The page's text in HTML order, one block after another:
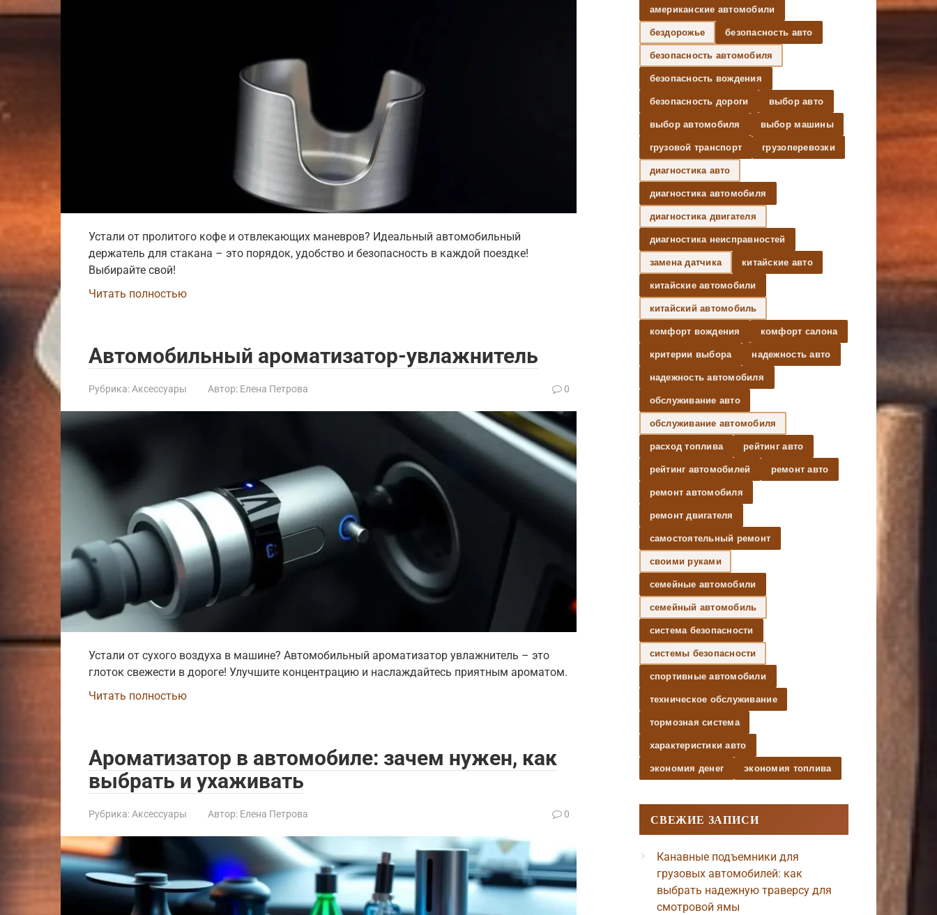
Устали от пролитого кофе и отвлекающих маневров? Идеальный автомобильный
держатель для стакана – это порядок, удобство и безопасность в каждой поездке!
Выбирайте свой!
Читать полностью
Автомобильный ароматизатор-увлажнитель
Рубрика:Аксессуары Автор: Елена Петрова 0
Устали от сухого воздуха в машине? Автомобильный ароматизатор увлажнитель – это
глоток свежести в дороге! Улучшите концентрацию и наслаждайтесь приятным ароматом.
Читать полностью
Ароматизатор в автомобиле: зачем нужен, как
выбрать и ухаживать
Рубрика:Аксессуары Автор: Елена Петрова 0
американские автомобили
бездорожье безопасность авто
безопасность автомобиля
безопасность вождения
безопасность дороги выбор авто
выбор автомобиля выбор машины
грузовой транспорт грузоперевозки
диагностика авто
диагностика автомобиля
диагностика двигателя
диагностика неисправностей
замена датчика китайские авто
китайские автомобили
китайский автомобиль
комфорт вождения комфорт салона
критерии выбора надежность авто
надежность автомобиля
обслуживание авто
обслуживание автомобиля
расход топлива рейтинг авто
рейтинг автомобилей ремонт авто
ремонт автомобиля
ремонт двигателя
самостоятельный ремонт
своими руками
семейные автомобили
семейный автомобиль
система безопасности
системы безопасности
спортивные автомобили
техническое обслуживание
тормозная система
характеристики авто
экономия денег экономия топлива
СВЕЖИЕ ЗАПИСИ
Канавные подъемники для
грузовых автомобилей: как
выбрать надежную траверсу для
смотровой ямы